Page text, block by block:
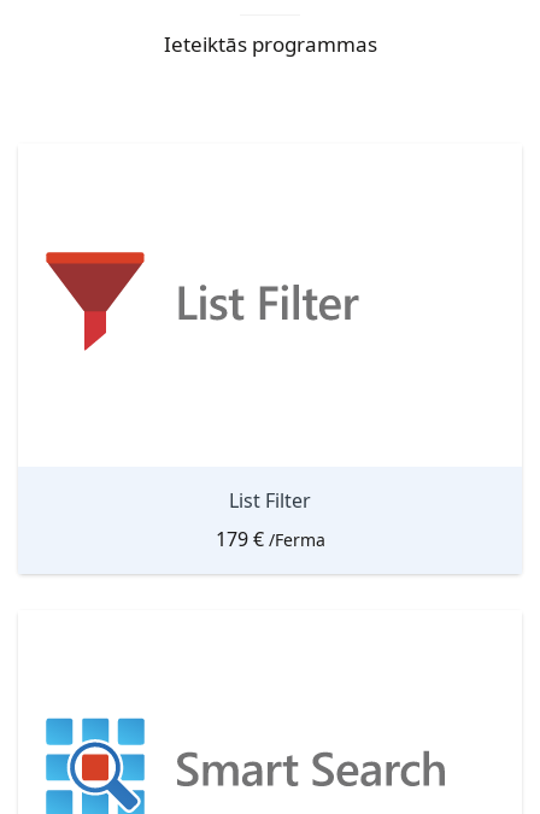
Ieteiktās programmas
List Filter
179€ /Ferma